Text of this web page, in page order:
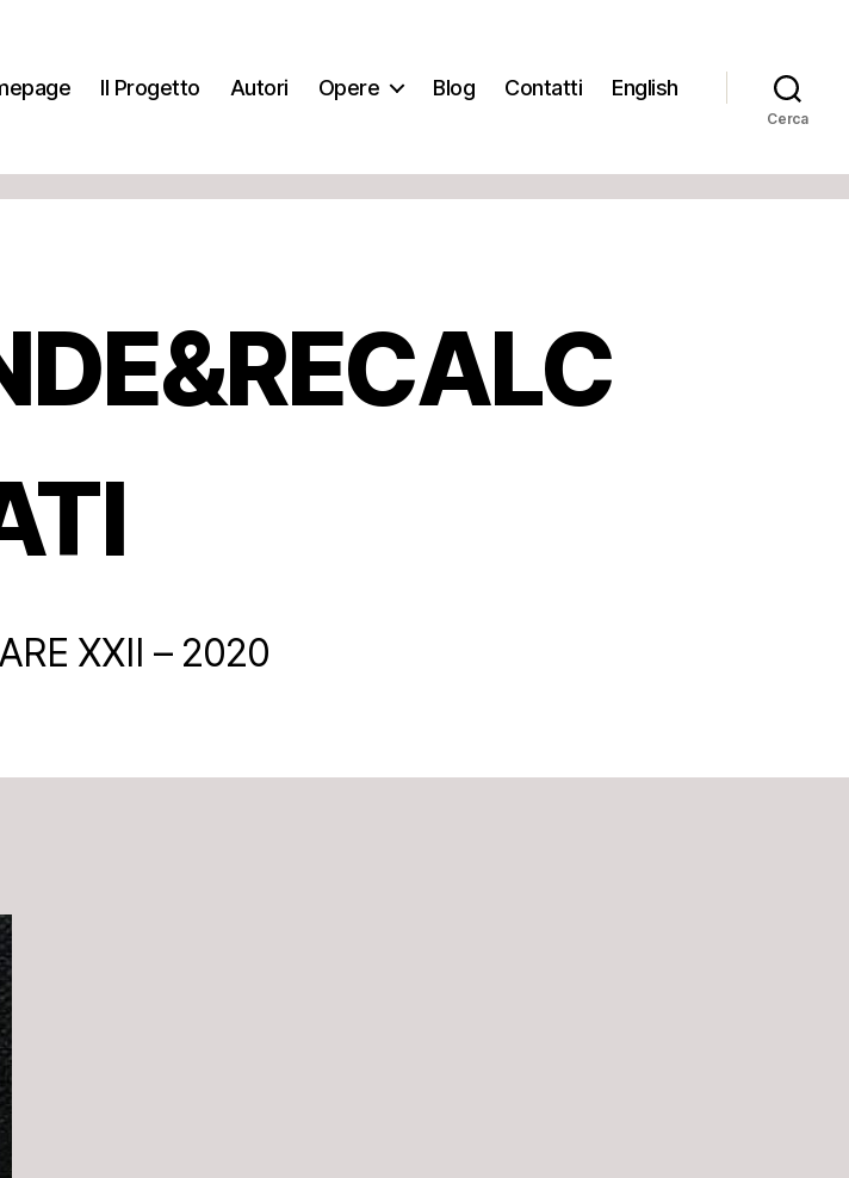
Il Progetto Autori Opere Blog Contatti English
Cerca
XXII – 2020